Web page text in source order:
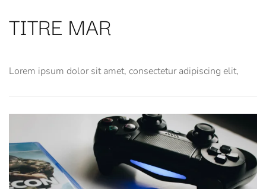
TITRE MAR
Lorem ipsum dolor sit amet, consectetur adipiscing elit,